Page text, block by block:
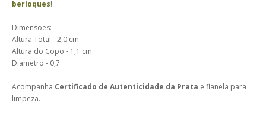
berloques!
Dimensões:
Altura Total - 2,0 cm
Altura do Copo - 1,1 cm
Diametro - 0,7
Acompanha Certificado de Autenticidade da Prata e flanela para
limpeza.